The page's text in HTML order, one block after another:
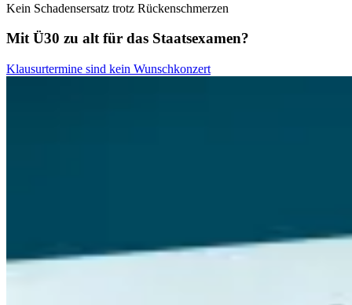
Kein Schadensersatz trotz Rückenschmerzen
Mit Ü30 zu alt für das Staatsexamen?
Klausurtermine sind kein Wunschkonzert